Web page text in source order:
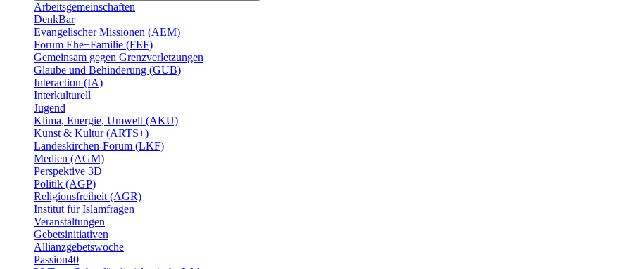
Arbeitsgemeinschaften
DenkBar
Evangelischer Missionen (AEM)
Forum Ehe+Familie (FEF)
Gemeinsam gegen Grenzverletzungen
Glaube und Behinderung (GUB)
Interaction (IA)
Interkulturell
Jugend
Klima, Energie, Umwelt (AKU)
Kunst & Kultur (ARTS+)
Landeskirchen-Forum (LKF)
Medien (AGM)
Perspektive 3D
Politik (AGP)
Religionsfreiheit (AGR)
Institut für Islamfragen
Veranstaltungen
Gebetsinitiativen
Allianzgebetswoche
Passion40